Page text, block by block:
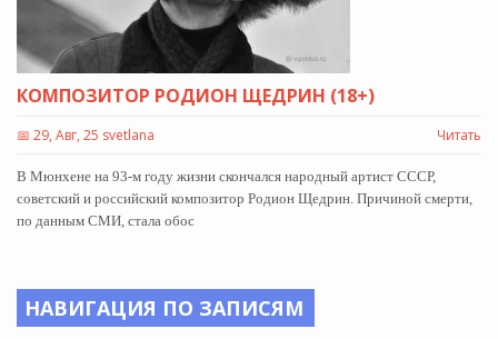
КОМПОЗИТОР РОДИОН ЩЕДРИН (18+)
📅 29, Авг, 25 svetlana Читать
В Мюнхене на 93-м году жизни скончался народный артист СССР,
советский и российский композитор Родион Щедрин. Причиной смерти,
по данным СМИ, стала обос
НАВИГАЦИЯ ПО ЗАПИСЯМ